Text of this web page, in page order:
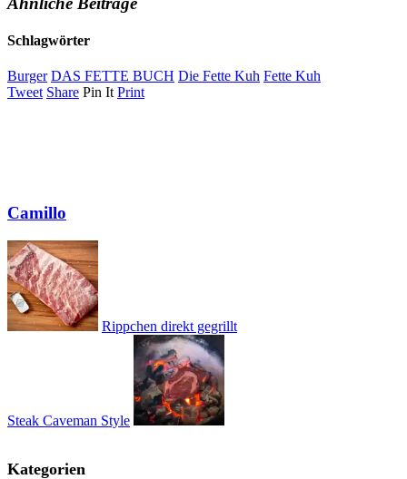
Schlagwörter
Burger DAS FETTE BUCH Die Fette Kuh Fette Kuh
Tweet Share Pin It Print
Camillo
Rippchen direkt gegrillt
Steak Caveman Style
Kategorien